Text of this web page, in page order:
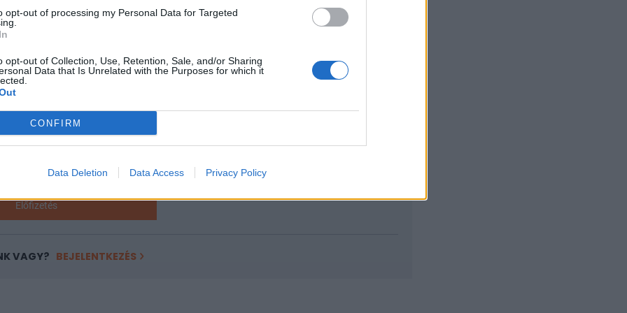
opt-out of processing my Personal Data for Targeted
opt-out of Collection, Use, Retention, Sale, and/or Sharing
Data that Is Unrelated with the Purposes for which it
CONFIRM
Data Deletion Data Access Privacy Policy
portfolio.hu hírarchívumához tartozik, melynek olvasása előfizetéses
tartalmazza:
cikkarchívum
Előfizetés
VAGY? BEJELENTKEZÉS